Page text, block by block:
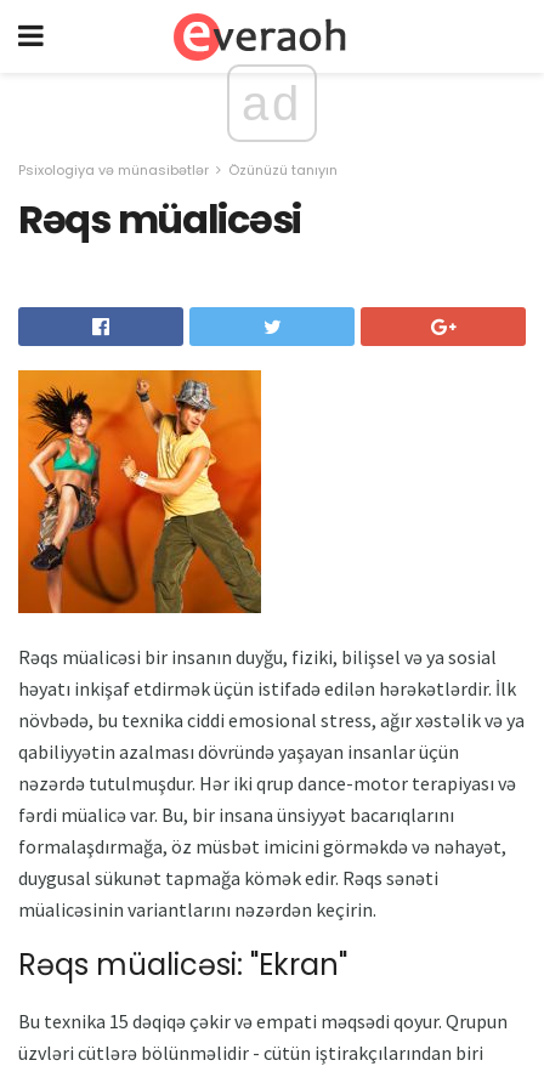
ad
Psixologiya və münasibətlər Özünüzü tanıyın
Rəqs müalicəsi
Rəqs müalicəsi bir insanın duyğu, fiziki, bilişsel və ya sosial
həyatı inkişaf etdirmək üçün istifadə edilən hərəkətlərdir. İlk
növbədə, bu texnika ciddi emosional stress, ağır xəstəlik və ya
qabiliyyətin azalması dövründə yaşayan insanlar üçün
nəzərdə tutulmuşdur. Hər iki qrup dance-motor terapiyası və
fərdi müalicə var. Bu, bir insana ünsiyyət bacarıqlarını
formalaşdırmağa, öz müsbət imicini görməkdə və nəhayət,
duygusal sükunət tapmağa kömək edir. Rəqs sənəti
müalicəsinin variantlarını nəzərdən keçirin.
Rəqs müalicəsi: "Ekran"
Bu texnika 15 dəqiqə çəkir və empati məqsədi qoyur. Qrupun
üzvləri cütlərə bölünməlidir - cütün iştirakçılarından biri